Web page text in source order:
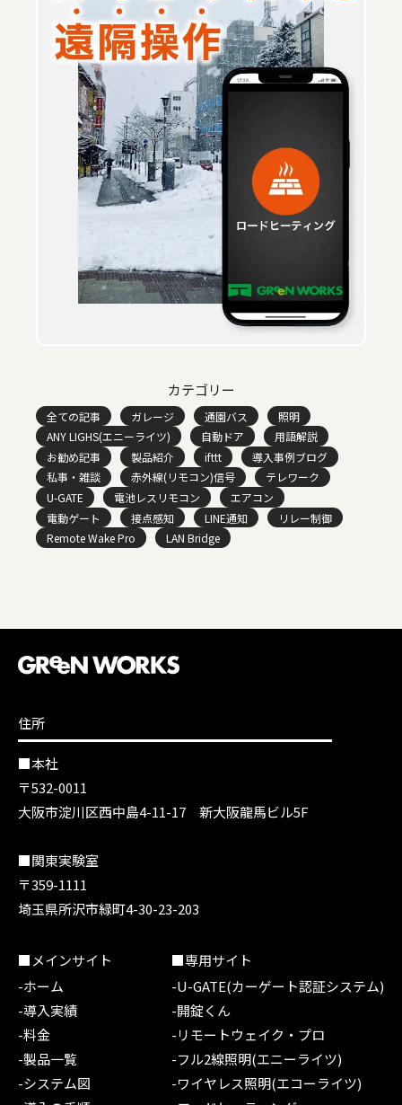
カテゴリー
全ての記事 ガレージ 通園バス
照明
ANY LIGHS(エニーライツ)
自動ドア
用語解説
お勧め記事
製品紹介 ifttt
導入事例ブログ
私事・雑談
赤外線(リモコン)信号
テレワーク
U-GATE
電池レスリモコン
エアコン
電動ゲート
接点感知 LINE通知
リレー制御
Remote Wake Pro
LAN Bridge
住所
■本社
〒532-0011
大阪市淀川区西中島4-11-17 新大阪龍馬ビル5F
■関東実験室
〒359-1111
埼玉県所沢市緑町4-30-23-203
■メインサイト
-ホーム
-導入実績
-料金
-製品一覧
-システム図
■専用サイト
-U-GATE(カーゲート認証システム)
-開錠くん
-リモートウェイク・プロ
-フル2線照明(エニーライツ)
-ワイヤレス照明(エコーライツ)